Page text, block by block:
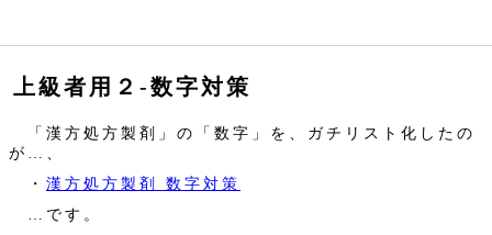
上級者用２‐数字対策
「漢方処方製剤」の「数字」を、ガチリスト化したの
が…、
・ 漢方処方製剤 数字対策
…です。